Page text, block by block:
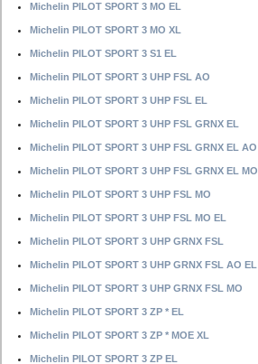
Michelin PILOT SPORT 3 MO EL
Michelin PILOT SPORT 3 MO XL
Michelin PILOT SPORT 3 S1 EL
Michelin PILOT SPORT 3 UHP FSL AO
Michelin PILOT SPORT 3 UHP FSL EL
Michelin PILOT SPORT 3 UHP FSL GRNX EL
Michelin PILOT SPORT 3 UHP FSL GRNX EL AO
Michelin PILOT SPORT 3 UHP FSL GRNX EL MO
Michelin PILOT SPORT 3 UHP FSL MO
Michelin PILOT SPORT 3 UHP FSL MO EL
Michelin PILOT SPORT 3 UHP GRNX FSL
Michelin PILOT SPORT 3 UHP GRNX FSL AO EL
Michelin PILOT SPORT 3 UHP GRNX FSL MO
Michelin PILOT SPORT 3 ZP * EL
Michelin PILOT SPORT 3 ZP * MOE XL
Michelin PILOT SPORT 3 ZP EL